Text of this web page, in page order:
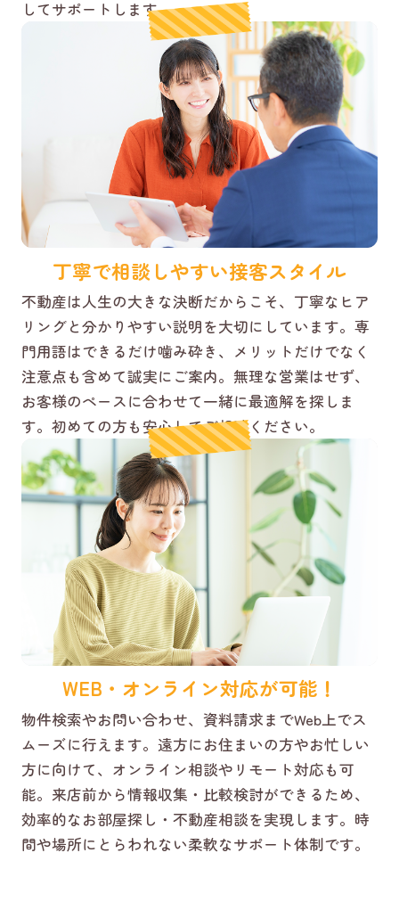
してサポートします。
丁寧で相談しやすい接客スタイル
不動産は人生の大きな決断だからこそ、丁寧なヒア
リングと分かりやすい説明を大切にしています。専
門用語はできるだけ噛み砕き、メリットだけでなく
注意点も含めて誠実にご案内。無理な営業はせず、
お客様のペースに合わせて一緒に最適解を探しま
す。初めての方も安心してご相談ください。
WEB・オンライン対応が可能！
物件検索やお問い合わせ、資料請求までWeb上でス
ムーズに行えます。遠方にお住まいの方やお忙しい
方に向けて、オンライン相談やリモート対応も可
能。来店前から情報収集・比較検討ができるため、
効率的なお部屋探し・不動産相談を実現します。時
間や場所にとらわれない柔軟なサポート体制です。